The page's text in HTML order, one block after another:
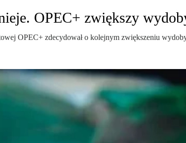
OPEC+ zwiększy
OPEC+ zdecydował o kolejnym zwiększeniu